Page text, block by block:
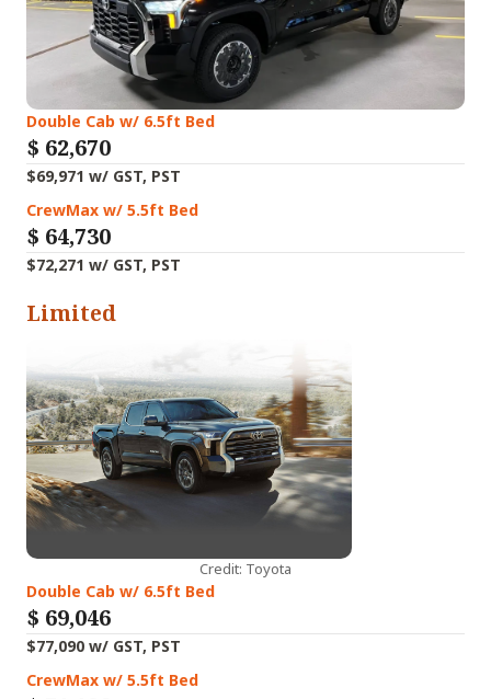
Double Cab w/ 6.5ft Bed
$ 62,670
$69,971 w/ GST, PST
CrewMax w/ 5.5ft Bed
$ 64,730
$72,271 w/ GST, PST
Limited
Credit: Toyota
Double Cab w/ 6.5ft Bed
$ 69,046
$77,090 w/ GST, PST
CrewMax w/ 5.5ft Bed